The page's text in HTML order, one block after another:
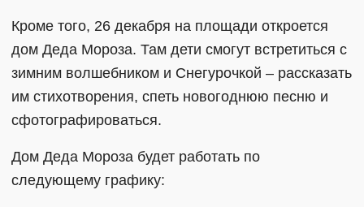
Кроме того, 26 декабря на площади откроется
дом Деда Мороза. Там дети смогут встретиться с
зимним волшебником и Снегурочкой – рассказать
им стихотворения, спеть новогоднюю песню и
сфотографироваться.
Дом Деда Мороза будет работать по
следующему графику: